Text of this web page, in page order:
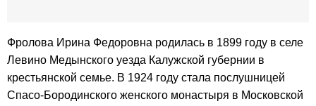
Фролова Ирина Федоровна родилась в 1899 году в селе
Левино Медынского уезда Калужской губернии в
крестьянской семье. В 1924 году стала послушницей
Спасо-Бородинского женского монастыря в Московской